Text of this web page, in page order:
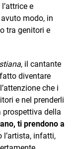
e
modo, in
tra genitori e
, il cantante
diventare
che i
e nel prenderli
prospettiva della
ti prendono a
l’artista, infatti,